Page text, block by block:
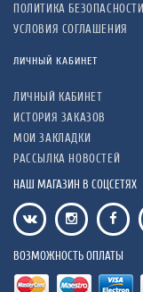
ПОЛИТИКА БЕЗОПАСНОСТИ
УСЛОВИЯ СОГЛАШЕНИЯ
ЛИЧНЫЙ КАБИНЕТ
ЛИЧНЫЙ КАБИНЕТ
ИСТОРИЯ ЗАКАЗОВ
МОИ ЗАКЛАДКИ
РАССЫЛКА НОВОСТЕЙ
НАШ МАГАЗИН В СОЦСЕТЯХ
ВОЗМОЖНОСТЬ ОПЛАТЫ